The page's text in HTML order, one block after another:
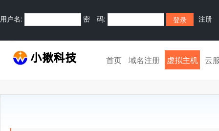
用户名: 密 码: 注册
首页 域名注册 虚拟主机 云